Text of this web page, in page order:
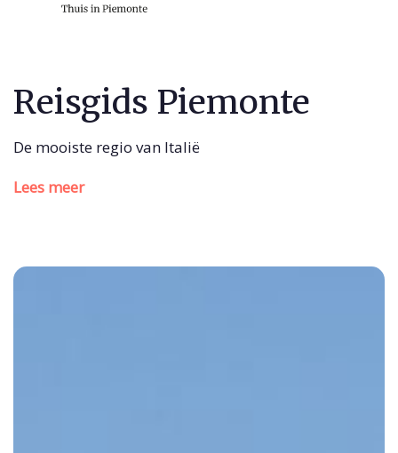
Reisgids Piemonte
De mooiste regio van Italië
Lees meer